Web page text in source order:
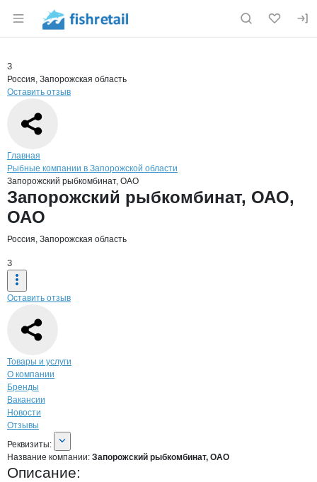
Раздел навигации по сайту fishretail.ru
Страница компании
Страница компании
Краткая информация о компании
З
Россия, Запорожская область
Оставить отзыв
Навигация по сайту
Главная
Рыбные компании в Запорожской области
Запорожский рыбкомбинат, ОАО
Основная информация о компании
Запорожский рыбкомбинат, ОАО,
ОАО
Россия, Запорожская область
З
Оставить отзыв
Навигация по странице
Товары и услуги
О компании
Бренды
Вакансии
Новости
Отзывы
О компании
Реквизиты
Реквизиты:
Название компании: Запорожский рыбкомбинат, ОАО
Описание: